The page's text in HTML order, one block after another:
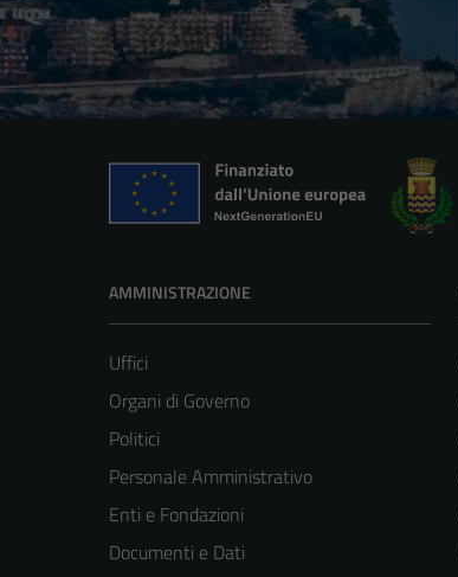
AMMINISTRAZIONE
Uffici
Organi di Governo
Politici
Personale Amministrativo
Enti e Fondazioni
Documenti e Dati